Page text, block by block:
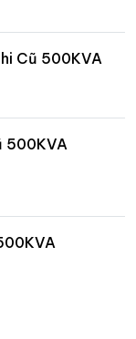
Cũ 500KVA
500KVA